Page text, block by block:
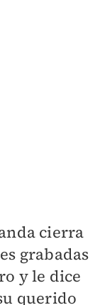
cierra
grabadas
y le dice
querido